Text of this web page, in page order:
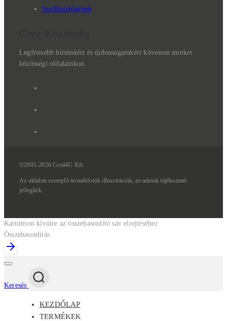
Szellőztetőgépek
Legfrissebb híreinkért és újdonságainkért kövessen minket
közösségi oldalainkon.
©2001-2026 Cool4U Kft.
Az oldalonszereplőtermékfotók illusztrációk,azadatoktájékoztató
jellegűek.
Kattintson kívülre az összehasonlító sáv elrejtéséhez
Összehasonlítás
Keresés
KEZDŐLAP
TERMÉKEK